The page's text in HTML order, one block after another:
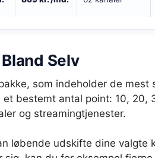
Selv
som indeholder de
bestemt antal point: 10, 20,
og streamingtjenester.
løbende udskifte dine valgte